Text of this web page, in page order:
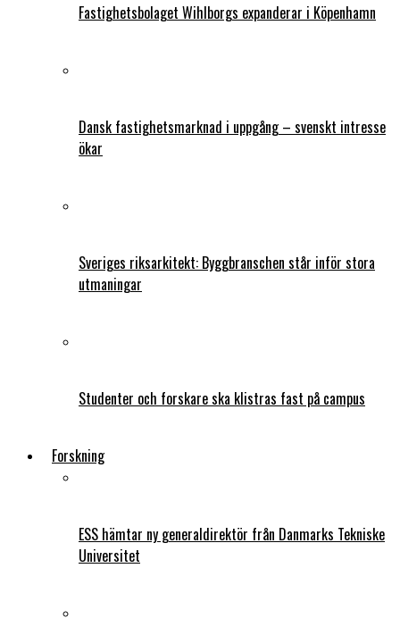
Fastighetsbolaget Wihlborgs expanderar i Köpenhamn
Dansk fastighetsmarknad i uppgång – svenskt intresse
ökar
Sveriges riksarkitekt: Byggbranschen står inför stora
utmaningar
Studenter och forskare ska klistras fast på campus
Forskning
ESS hämtar ny generaldirektör från Danmarks Tekniske
Universitet